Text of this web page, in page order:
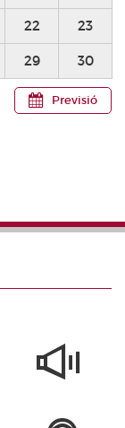
Previsió
22 23
29 30